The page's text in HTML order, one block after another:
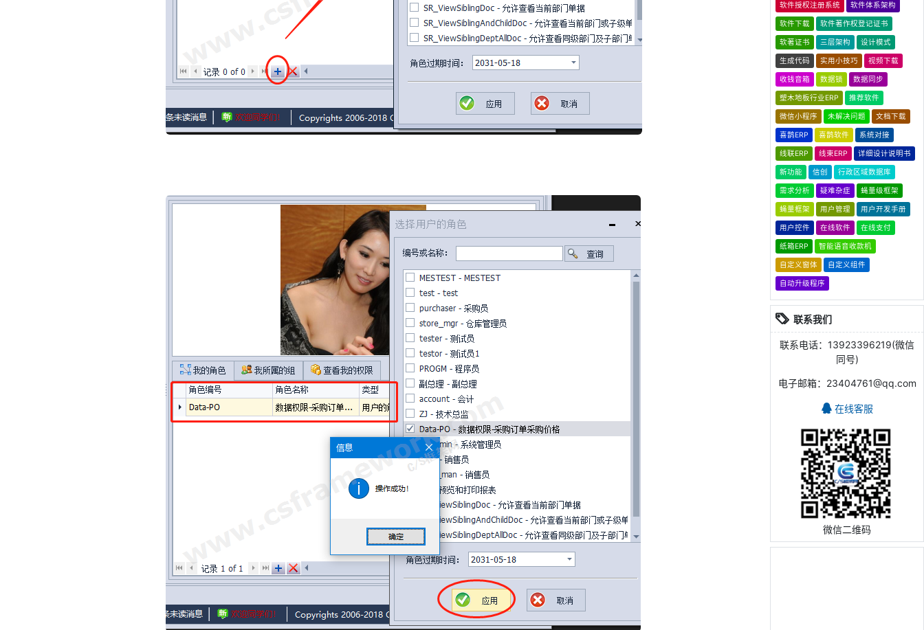
软件授权注册系统 软件体系架构
软件下载 软件著作权登记证书
软著证书 三层架构 设计模式
生成代码 实用小技巧 视频下载
收钱音箱 数据锁 数据同步
塑木地板行业ERP 推荐软件
微信小程序 未解决问题 文档下载
喜鹊ERP 喜鹊软件 系统对接
线联ERP 线束ERP 详细设计说明书
新功能 信创 行政区域数据库
需求分析 疑难杂症 蝇量级框架
蝇量框架 用户管理 用户开发手册
用户控件 在线软件 在线支付
纸箱ERP 智能语音收款机
自定义窗体 自定义组件
自动升级程序
联系我们
联系电话：13923396219(微信
同号)
电子邮箱：23404761@qq.com
在线客服
微信二维码